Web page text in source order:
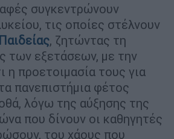
συγκεντρώνουν
τις οποίες στέλνουν
, ζητώντας τη
των εξετάσεων, με την
η προετοιμασία τους για
πανεπιστήμια φέτος
λόγω της αύξησης της
που δίνουν οι καθηγητές
του χάους που